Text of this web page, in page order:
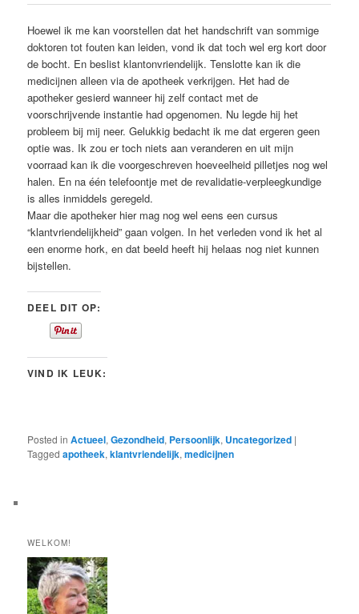
Hoewel ik me kan voorstellen dat het handschrift van sommige
doktoren tot fouten kan leiden, vond ik dat toch wel erg kort door
de bocht. En beslist klantonvriendelijk. Tenslotte kan ik die
medicijnen alleen via de apotheek verkrijgen. Het had de
apotheker gesierd wanneer hij zelf contact met de
voorschrijvende instantie had opgenomen. Nu legde hij het
probleem bij mij neer. Gelukkig bedacht ik me dat ergeren geen
optie was. Ik zou er toch niets aan veranderen en uit mijn
voorraad kan ik die voorgeschreven hoeveelheid pilletjes nog wel
halen. En na één telefoontje met de revalidatie-verpleegkundige
is alles inmiddels geregeld.
Maar die apotheker hier mag nog wel eens een cursus
“klantvriendelijkheid” gaan volgen. In het verleden vond ik het al
een enorme hork, en dat beeld heeft hij helaas nog niet kunnen
bijstellen.
DEEL DIT OP:
VIND IK LEUK:
Posted in Actueel,Gezondheid, Persoonlijk, Uncategorized |
Tagged apotheek,klantvriendelijk,medicijnen
WELKOM!